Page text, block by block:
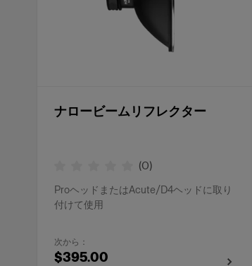
ナロービームリフレクター
(0)
ProヘッドまたはAcute/D4ヘッドに取り
付けて使用
次から：
$395.00